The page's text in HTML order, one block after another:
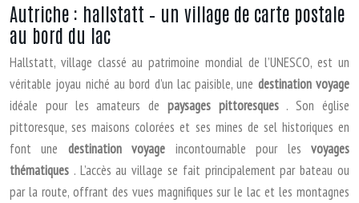
Autriche : hallstatt – un village de carte postale
au bord du lac
Hallstatt, village classé au patrimoine mondial de l’UNESCO, est un
véritable joyau niché au bord d’un lac paisible, une destination voyage
idéale pour les amateurs de paysages pittoresques . Son église
pittoresque, ses maisons colorées et ses mines de sel historiques en
font une destination voyage incontournable pour lesvoyages
thématiques . L’accès au village se fait principalement par bateau ou
par la route, offrant des vues magnifiques sur le lac et les montagnes